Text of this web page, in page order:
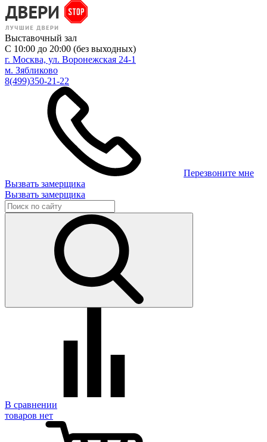
Выставочный зал
С 10:00 до 20:00 (без выходных)
г. Москва, ул. Воронежская 24-1
м. Зябликово
8(499)350-21-22
Перезвоните мне
Вызвать замерщика
Вызвать замерщика
В сравнении
товаров нет